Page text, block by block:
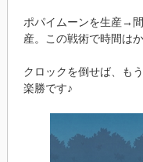
ポパイムーンを生産→
産。この戦術で時間は
クロックを倒せば、も
楽勝です♪